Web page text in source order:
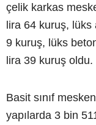
çelik karkas
lira 64 kuruş, lüks
9 kuruş, lüks
lira 39 kuruş oldu.
Basit sınıf
yapılarda 3 bin